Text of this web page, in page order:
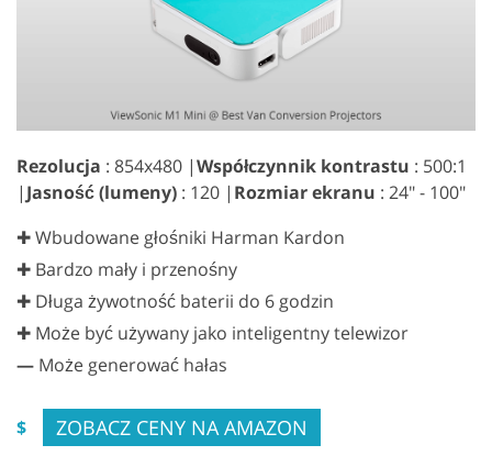
Rezolucja : 854x480 |Współczynnik kontrastu : 500:1
| Jasność (lumeny) : 120 | Rozmiar ekranu : 24" - 100"
✚ Wbudowane głośniki Harman Kardon
✚ Bardzo mały i przenośny
✚ Długa żywotność baterii do 6 godzin
✚ Może być używany jako inteligentny telewizor
— Może generować hałas
$ ZOBACZ CENY NA AMAZON